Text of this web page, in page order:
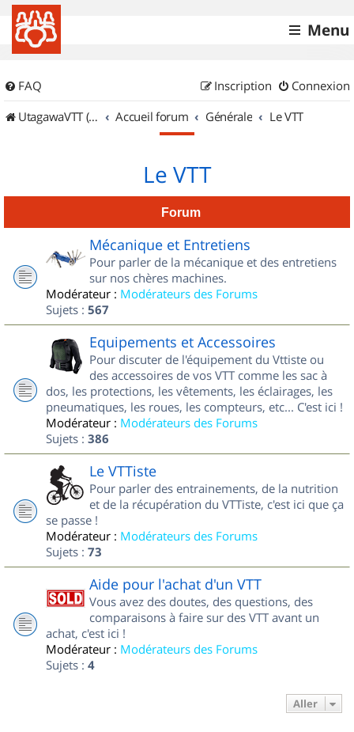
Menu
FAQ Connexion
Inscription
UtagawaVTT (Randos VTT et VTTAE avec traces GPS)
Accueil forum Générale Le VTT
Le VTT
Forum
Mécanique et Entretiens
Pour parler de la mécanique et des entretiens
sur nos chères machines.
Modérateur : Modérateurs des Forums
Sujets : 567
Equipements et Accessoires
Pour discuter de l'équipement du Vttiste ou
des accessoires de vos VTT comme les sac à
dos, les protections, les vêtements, les éclairages, les
pneumatiques, les roues, les compteurs, etc... C'est ici !
Modérateur : Modérateurs des Forums
Sujets : 386
Le VTTiste
Pour parler des entrainements, de la nutrition
et de la récupération du VTTiste, c'est ici que ça
se passe !
Modérateur : Modérateurs des Forums
Sujets : 73
Aide pour l'achat d'un VTT
Vous avez des doutes, des questions, des
comparaisons à faire sur des VTT avant un
achat, c'est ici !
Modérateur : Modérateurs des Forums
Sujets : 4
Aller